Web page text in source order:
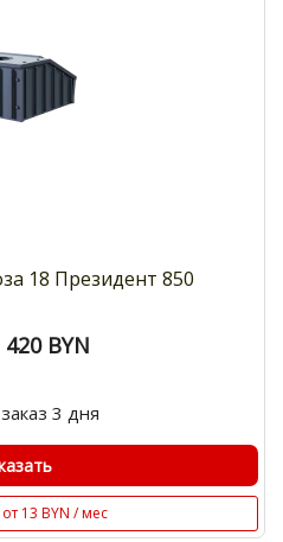
18 Президент 850
BYN
3 дня
от 13 BYN / мес